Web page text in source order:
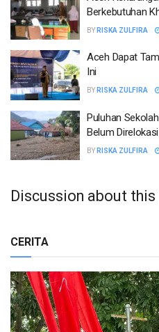
Berkebutuhan
BY RISKA ZULFIRA
Aceh Dapat
Ini
BY RISKA ZULFIRA
Puluhan
Belum
BY RISKA ZULFIRA
Discussion about
CERITA